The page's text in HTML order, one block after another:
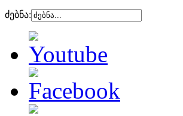
ძებნა: